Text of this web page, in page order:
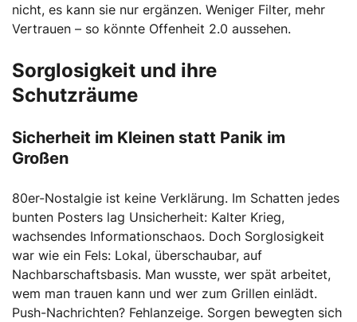
nicht, es kann sie nur ergänzen. Weniger Filter, mehr
Vertrauen – so könnte Offenheit 2.0 aussehen.
Sorglosigkeit und ihre
Schutzräume
Sicherheit im Kleinen statt Panik im
Großen
80er-Nostalgie ist keine Verklärung. Im Schatten jedes
bunten Posters lag Unsicherheit: Kalter Krieg,
wachsendes Informationschaos. Doch Sorglosigkeit
war wie ein Fels: Lokal, überschaubar, auf
Nachbarschaftsbasis. Man wusste, wer spät arbeitet,
wem man trauen kann und wer zum Grillen einlädt.
Push-Nachrichten? Fehlanzeige. Sorgen bewegten sich